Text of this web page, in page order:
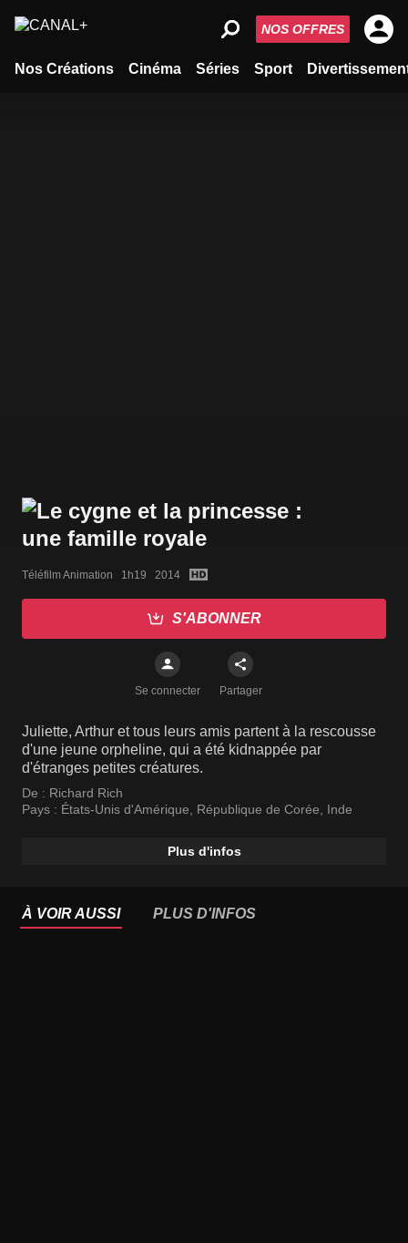
Nos Créations Cinéma Séries Sport
NOS OFFRES
Téléfilm Animation   1h19   2014
S'ABONNER
Se connecter Partager
Juliette, Arthur et tous leurs amis partent à la rescousse
d'une jeune orpheline, qui a été kidnappée par
d'étranges petites créatures.
De : Richard Rich
Pays : États-Unis d'Amérique, République de Corée, Inde
Plus d'infos
À VOIR AUSSI PLUS D'INFOS